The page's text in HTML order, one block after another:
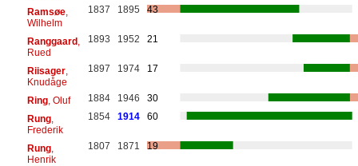
Ramsøe,
Wilhelm
1837 1895 43
Ranggaard,
Rued
1893 1952 21
Riisager,
Knudåge
1897 1974 17
Ring, Oluf 1884 1946
30
Rung,
Frederik
1854 1914 60
Rung,
Henrik
1807 1871 19